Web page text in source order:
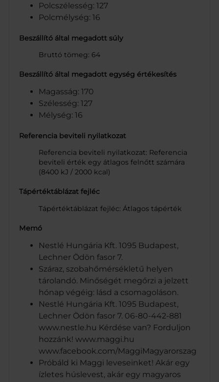
Polcszélesség: 127
Polcmélység: 16
Beszállító által megadott súly
Bruttó tömeg: 64
Beszállító által megadott egység értékesítés
Magasság: 170
Szélesség: 127
Mélység: 16
Referencia beviteli nyilatkozat
Referencia beviteli nyilatkozat: Referencia
beviteli érték egy átlagos felnőtt számára
(8400 kJ / 2000 kcal)
Tápértéktáblázat fejléc
Tápértéktáblázat fejléc: Átlagos tápérték
Memó
Nestlé Hungária Kft. 1095 Budapest,
Lechner Ödön fasor 7.
Száraz, szobahőmérsékletű helyen
tárolandó. Minőségét megőrzi a jelzett
hónap végéig: lásd a csomagoláson.
Nestlé Hungária Kft. 1095 Budapest,
Lechner Ödön fasor 7. 06-80-442-881
www.nestle.hu Kérdése van? Forduljon
hozzánk! www.maggi.hu
www.facebook.com/MaggiMagyarorszag
Próbáld ki Maggi leveseinket! Akár egy
ízletes húslevest, akár egy magyaros